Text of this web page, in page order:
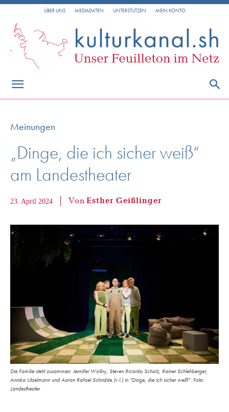
ÜBER UNS MEDIADATEN UNTERSTÜTZEN MEIN KONTO
Meinungen
„Dinge, die ich sicher weiß“
am Landestheater
23. April 2024 VonEsther Geißlinger
Die Familie steht zusammen: Jennifer Wollny, Steven Ricardo Scholz, Rainer Schlehberger,
Annika Utzelmann und Aaron Rafael Schridde (v.l.) in "Dinge, die ich sicher weiß". Foto:
Landestheater